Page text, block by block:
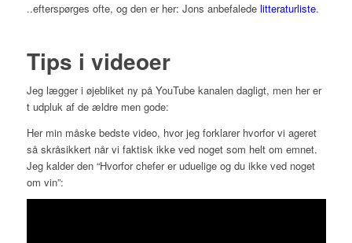
..efterspørges ofte, og den er her: Jons anbefalede litteraturliste.
Tips i videoer
Jeg lægger i øjebliket ny på YouTube kanalen dagligt, men her er
t udpluk af de ældre men gode:
Her min måske bedste video, hvor jeg forklarer hvorfor vi ageret
så skråsikkert når vi faktisk ikke ved noget som helt om emnet.
Jeg kalder den “Hvorfor chefer er uduelige og du ikke ved noget
om vin”: